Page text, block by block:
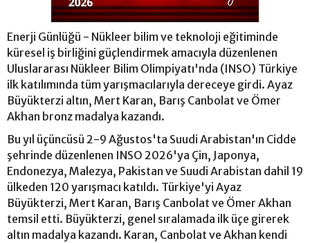
Enerji Günlüğü - Nükleer bilim ve teknoloji eğitiminde
küresel iş birliğini güçlendirmek amacıyla düzenlenen
Uluslararası Nükleer Bilim Olimpiyatı'nda (INSO) Türkiye
ilk katılımında tüm yarışmacılarıyla dereceye girdi. Ayaz
Büyükterzi altın, Mert Karan, Barış Canbolat ve Ömer
Akhan bronz madalya kazandı.
Bu yıl üçüncüsü 2-9 Ağustos'ta Suudi Arabistan'ın Cidde
şehrinde düzenlenen INSO 2026'ya Çin, Japonya,
Endonezya, Malezya, Pakistan ve Suudi Arabistan dahil 19
ülkeden 120 yarışmacı katıldı. Türkiye'yi Ayaz
Büyükterzi, Mert Karan, Barış Canbolat ve Ömer Akhan
temsil etti. Büyükterzi, genel sıralamada ilk üçe girerek
altın madalya kazandı. Karan, Canbolat ve Akhan kendi